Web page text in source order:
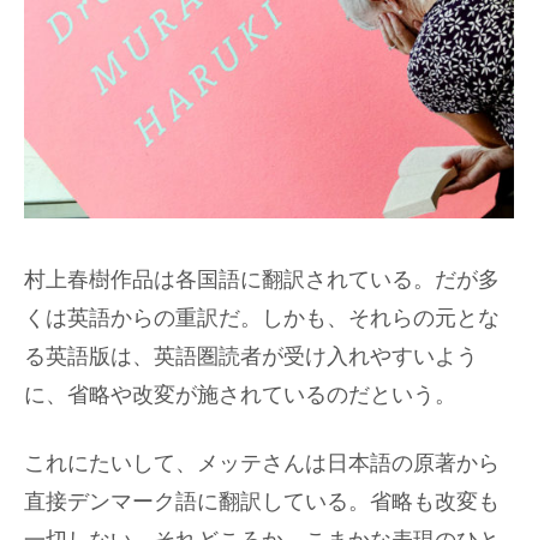
村上春樹作品は各国語に翻訳されている。だが多
くは英語からの重訳だ。しかも、それらの元とな
る英語版は、英語圏読者が受け入れやすいよう
に、省略や改変が施されているのだという。
これにたいして、メッテさんは日本語の原著から
直接デンマーク語に翻訳している。省略も改変も